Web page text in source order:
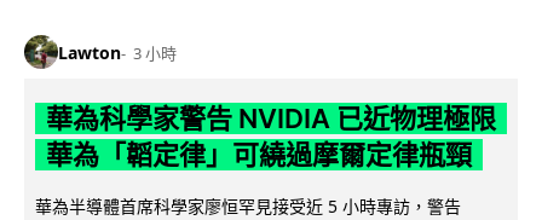
Lawton 3 小時
華為科學家警告 NVIDIA 已近物理極限
華為「韜定律」可繞過摩爾定律瓶頸
華為半導體首席科學家廖恒罕見接受近 5 小時專訪，警告